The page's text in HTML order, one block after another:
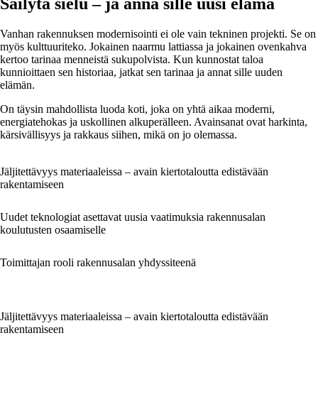
Vanhan rakennuksen modernisointi ei ole vain tekninen projekti. Se on
myös kulttuuriteko. Jokainen naarmu lattiassa ja jokainen ovenkahva
kertoo tarinaa menneistä sukupolvista. Kun kunnostat taloa
kunnioittaen sen historiaa, jatkat sen tarinaa ja annat sille uuden
elämän.
On täysin mahdollista luoda koti, joka on yhtä aikaa moderni,
energiatehokas ja uskollinen alkuperälleen. Avainsanat ovat harkinta,
kärsivällisyys ja rakkaus siihen, mikä on jo olemassa.
Jäljitettävyys materiaaleissa – avain kiertotaloutta edistävään
rakentamiseen
Uudet teknologiat asettavat uusia vaatimuksia rakennusalan
koulutusten osaamiselle
Toimittajan rooli rakennusalan yhdyssiteenä
Jäljitettävyys materiaaleissa – avain kiertotaloutta edistävään
rakentamiseen